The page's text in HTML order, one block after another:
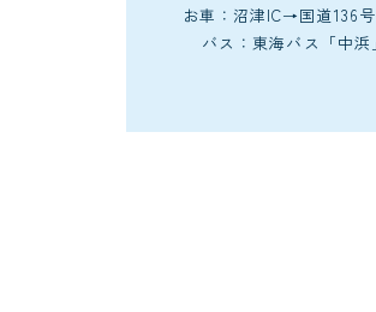
お車：沼津IC→国道136
バス：東海バス「中浜